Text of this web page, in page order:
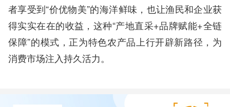
者享受到“价优物美”的海洋鲜味，也让渔民和企业获
得实实在在的收益，这种“产地直采+品牌赋能+全链
保障”的模式，正为特色农产品上行开辟新路径，为
消费市场注入持久活力。